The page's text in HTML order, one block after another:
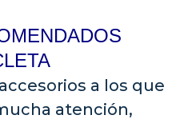
a los que
atención,